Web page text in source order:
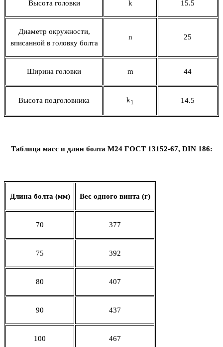
Высота головки k 15.5
Диаметр окружности,
вписанной в головку болта
n 25
Ширина головки m 44
Высота подголовника k1 14.5
Таблица масс и длин болта М24 ГОСТ 13152-67, DIN 186:
Длина болта (мм) Вес одного винта (г)
70 377
75 392
80 407
90 437
100 467